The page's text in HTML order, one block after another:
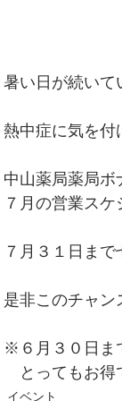
暑い日が続いて
熱中症に気を付
中山薬局薬局ボ
７月の営業スケ
７月３１日ま
是非このチャン
※６月３０日ま
とってもお得
イベント